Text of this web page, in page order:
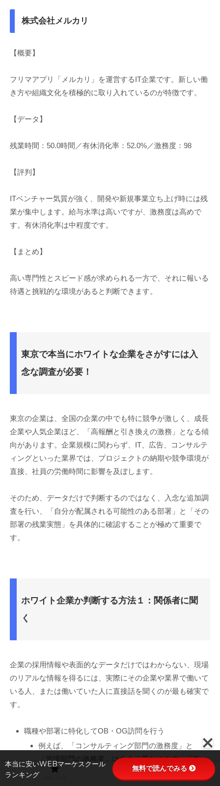
株式会社メルカリ
【概要】
フリマアプリ「メルカリ」を運営するIT企業です。新しい働
き方や組織文化を積極的に取り入れているのが特徴です。
【データ】
残業時間：50.0時間／有休消化率：52.0%／激務度：98
【評判】
ITベンチャー気質が強く、開発や新規事業立ち上げ時には残
業が集中します。給与水準は高いですが、激務度は高めで
す。有休消化率は中程度です。
【まとめ】
高い専門性とスピード感が求められる一方で、それに報いる
待遇と挑戦的な環境があると判断できます。
東京で本当にホワイトな企業をさがすには入
念な調査が必要！
東京の企業は、全国の企業の中でも特に競争が激しく、成長
企業や人気企業ほど、「高報酬と引き換えの激務」となる傾
向があります。企業規模に関わらず、IT、広告、コンサルテ
ィングといった業界では、プロジェクトの納期や競争環境が
直接、社員の労働時間に影響を及ぼします。
そのため、データだけで判断するのではなく、入念な追加調
査を行い、「自分が配属される可能性のある部署」と「その
部署の残業実態」を具体的に確認することが極めて重要で
す。
ホワイト企業か判断する方法１：関係者に聞
く
企業の採用情報や表面的なデータだけではわからない、現場
のリアルな情報を得るには、実際にその企業や業界で働いて
いる人、または働いていた人に直接話を聞くのが最も確実で
す。
職種や部署に特化してOB・OG訪問を行う
例えば、「コンサルティング部門の激務度」と
「管理部門の激務度」は大きく異なります。「自
分の希望職種」に絞ってOB・OG訪問を行い、具
本当に安いWEBマーケスクール
ランキング
無料で読んでみる